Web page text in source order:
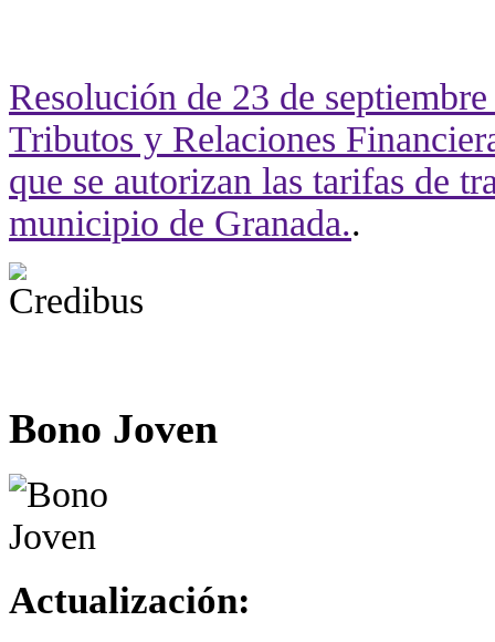
Resolución de 23 de
Tributos y Relaciones
que se autorizan las tarifas de
municipio de Granada..
Bono Joven
Actualización: